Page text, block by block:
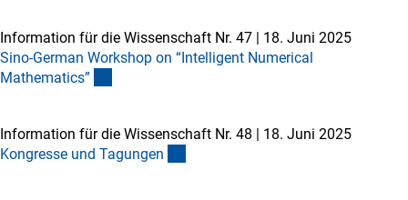
Information für die Wissenschaft Nr. 47 | 18. Juni 2025
Sino-German Workshop on “Intelligent Numerical
Mathematics”
Information für die Wissenschaft Nr. 48 | 18. Juni 2025
Kongresse und Tagungen